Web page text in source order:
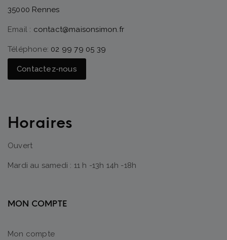
35000 Rennes
Email : contact@maisonsimon.fr
Téléphone: 02 99 79 05 39
Contactez-nous
Horaires
Ouvert
Mardi au samedi : 11 h -13h 14h -18h
MON COMPTE
Mon compte